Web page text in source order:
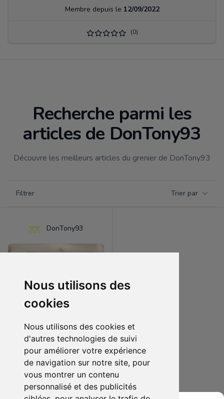
Nous utilisons des
cookies
Nous utilisons des cookies et
d'autres technologies de suivi
pour améliorer votre expérience
de navigation sur notre site, pour
vous montrer un contenu
personnalisé et des publicités
Membre depuis le 12/09/2022
(0)
Recherche parmi les
articles de DonTony93
Découvre les meilleurs articles du grenier de DonTony93
Filtrer Trier par
DonTony93
100.00 € 9
gameboy advance sp
Ajouter au lot